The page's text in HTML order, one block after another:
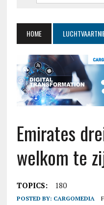
HOME
Emirates
welkom te
TOPICS: 180
POSTED BY: CARGOMEDIA